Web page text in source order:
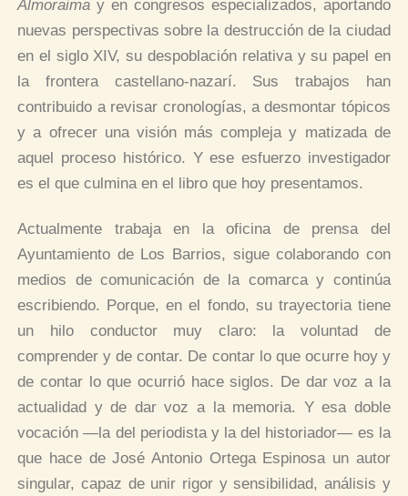
Almoraima y en congresos especializados, aportando
nuevas perspectivas sobre la destrucción de la ciudad
en el siglo XIV, su despoblación relativa y su papel en
la frontera castellano‑nazarí. Sus trabajos han
contribuido a revisar cronologías, a desmontar tópicos
y a ofrecer una visión más compleja y matizada de
aquel proceso histórico. Y ese esfuerzo investigador
es el que culmina en el libro que hoy presentamos.
Actualmente trabaja en la oficina de prensa del
Ayuntamiento de Los Barrios, sigue colaborando con
medios de comunicación de la comarca y continúa
escribiendo. Porque, en el fondo, su trayectoria tiene
un hilo conductor muy claro: la voluntad de
comprender y de contar. De contar lo que ocurre hoy y
de contar lo que ocurrió hace siglos. De dar voz a la
actualidad y de dar voz a la memoria. Y esa doble
vocación —la del periodista y la del historiador— es la
que hace de José Antonio Ortega Espinosa un autor
singular, capaz de unir rigor y sensibilidad, análisis y